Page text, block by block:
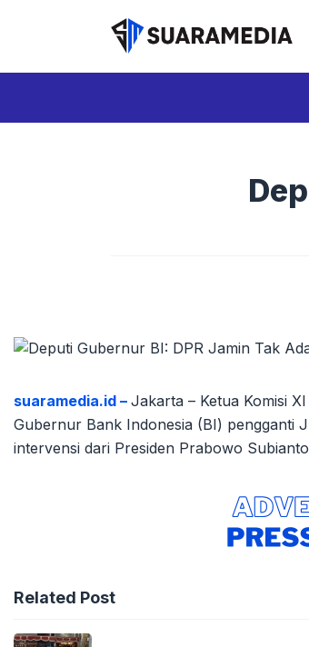
suaramedia.id – Jakarta – Ketua Komisi
Gubernur Bank Indonesia (BI) pengganti
intervensi dari Presiden Prabowo
Related Post